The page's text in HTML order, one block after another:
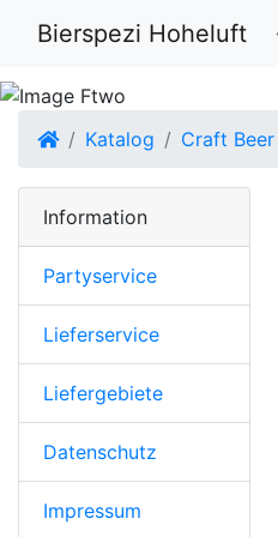
Bierspezi Hoheluft
Startseite
Katalog Craft Beer
Information
Partyservice
Lieferservice
Liefergebiete
Datenschutz
Impressum